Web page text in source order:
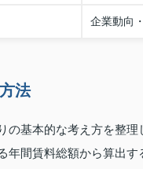
企業動向
法
基本的な考え方を整理
間賃料総額から算出